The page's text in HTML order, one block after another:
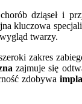
dziąseł i
kluczowa
twarzy.
zakres
zajmuje się
zdobywa